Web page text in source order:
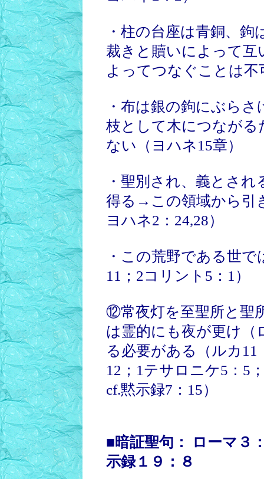
・柱の台座は青銅、
裁きと贖いによって
よってつなぐことは不
・布は銀の鉤にぶら
枝として木につなが
ない（ヨハネ15章）
・聖別され、義とさ
得る→この領域から引
ヨハネ2：24,28）
・この荒野である世
11；2コリント5：1）
⑫常夜灯を至聖所と聖
は霊的にも夜が更け（
る必要がある（ルカ11
12；1テサロニケ5：5
cf.黙示録7：15）
■暗証聖句： ローマ３
示録１９：８